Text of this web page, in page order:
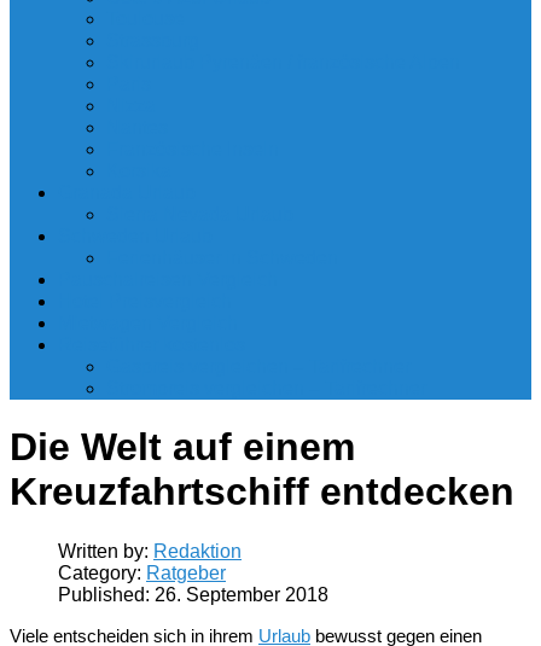
Die Welt auf einem
Kreuzfahrtschiff entdecken
Written by: Redaktion
Category: Ratgeber
Published: 26. September 2018
Viele entscheiden sich in ihrem Urlaub bewusst gegen einen